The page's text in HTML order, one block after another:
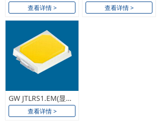
查看详情 > 查看详情 >
GW JTLRS1.EM(显指>80 / 色温2200K-6500K)
查看详情 >